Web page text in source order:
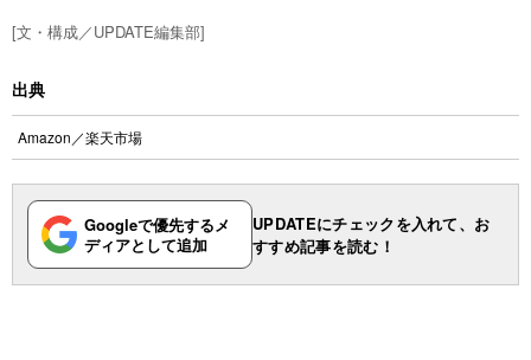
[文・構成／UPDATE編集部]
出典
Amazon ／楽天市場
Googleで優先するメ
ディアとして追加
UPDATEにチェックを入れて、お
すすめ記事を読む！